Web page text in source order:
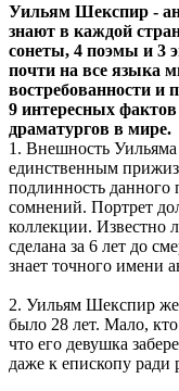
Уильям Шекспир -
знают в каждой
сонеты, 4 поэмы и 3
почти на все языка
востребованности и
9 интересных
драматургов в мире.
1. Внешность
единственным
подлинность данного
сомнений. Портрет
коллекции. Известно
сделана за 6 лет до
знает точного имени
2. Уильям Шекспир
было 28 лет. Мало,
что его девушка
даже к епископу ради